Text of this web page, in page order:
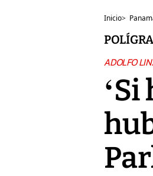
Inicio>
ADOLFO